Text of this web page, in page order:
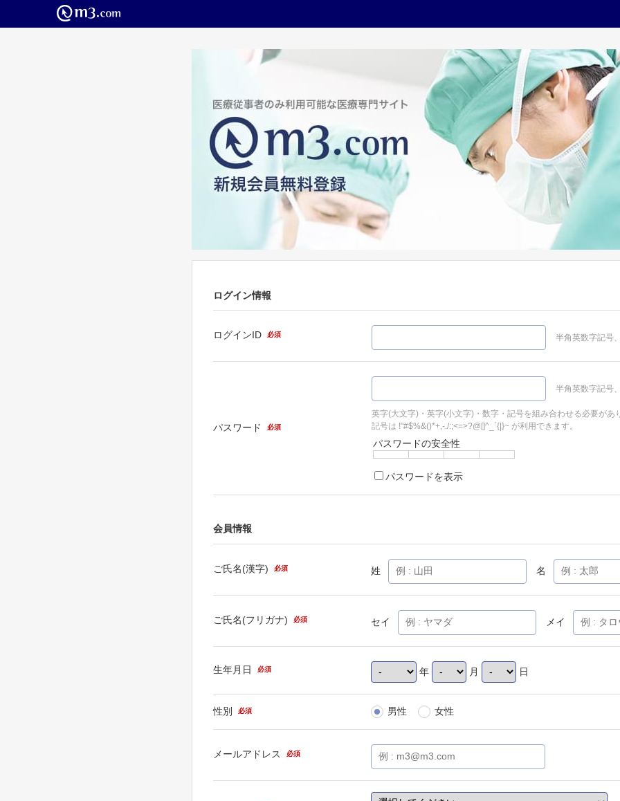
ログイン情報
ログインID 必須 半角英数字記号
パスワード 必須
半角英数字記号
英字(大文字)・英字(小文字)・数字・記号を組み合わせる必要があ
記号は !"#$%&()*+,-./:;<=>?@[]^_`{|}~ が利用できます。
パスワードの安全性
パスワードを表示
会員情報
ご氏名(漢字) 必須 姓 名
ご氏名(フリガナ) 必須 セイ メイ
生年月日 必須 年 月 日
性別 必須 男性 女性
メールアドレス 必須